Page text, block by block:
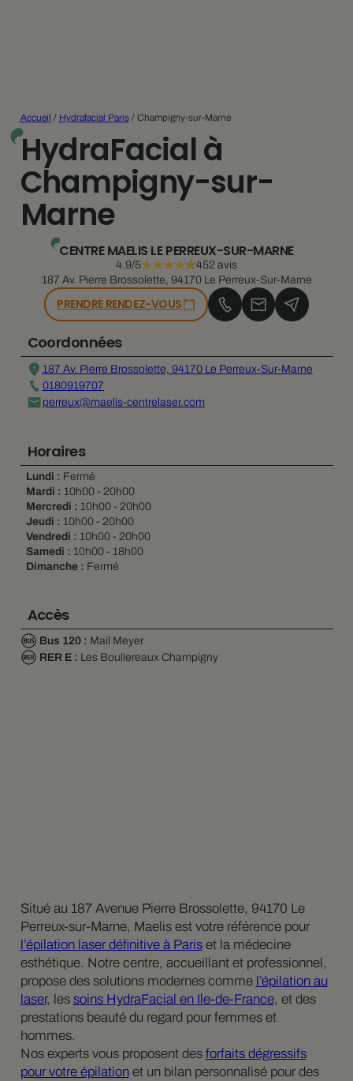
Accueil / Hydrafacial Paris/ Champigny-sur-Marne
HydraFacial à
Champigny-sur-
Marne
CENTRE MAELIS LE PERREUX-SUR-MARNE
4.9/5
452 avis
187 Av. Pierre Brossolette, 94170 Le Perreux-Sur-Marne
PRENDRE RENDEZ-VOUS
Coordonnées
187 Av. Pierre Brossolette, 94170 Le Perreux-Sur-Marne
0180919707
perreux@maelis-centrelaser.com
Horaires
Lundi : Fermé
Mardi : 10h00 - 20h00
Mercredi : 10h00 - 20h00
Jeudi : 10h00 - 20h00
Vendredi : 10h00 - 20h00
Samedi : 10h00 - 18h00
Dimanche : Fermé
Accès
Bus 120 : Mail Meyer
RER E : Les Boullereaux Champigny
Situé au 187 Avenue Pierre Brossolette, 94170 Le
Perreux-sur-Marne, Maelis est votre référence pour
l’épilation laser définitive à Pariset la médecine
esthétique. Notre centre, accueillant et professionnel,
propose des solutions modernes comme l’épilation au
laser, les soins HydraFacial en Ile-de-France, et des
prestations beauté du regard pour femmes et
hommes.
Nos experts vous proposent des forfaits dégressifs
pour votre épilationet un bilan personnalisé pour des